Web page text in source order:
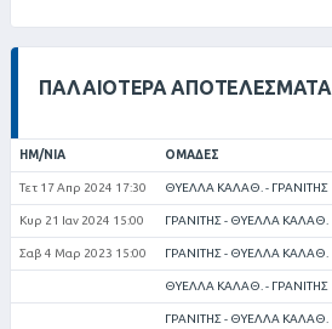
ΠΑΛΑΙΌΤΕΡΑ ΑΠΟΤΕΛΈΣΜΑΤΑ
ΗΜ/ΝΊΑ ΟΜΆΔΕΣ
Τετ 17 Απρ 2024 17:30 ΘΥΕΛΛΑ ΚΑΛΑΘ. - ΓΡΑΝΙΤΗΣ
Κυρ 21 Ιαν 2024 15:00 ΓΡΑΝΙΤΗΣ - ΘΥΕΛΛΑ ΚΑΛΑΘ.
Σαβ 4 Μαρ 2023 15:00 ΓΡΑΝΙΤΗΣ - ΘΥΕΛΛΑ ΚΑΛΑΘ.
ΘΥΕΛΛΑ ΚΑΛΑΘ. - ΓΡΑΝΙΤΗΣ
ΓΡΑΝΙΤΗΣ - ΘΥΕΛΛΑ ΚΑΛΑΘ.